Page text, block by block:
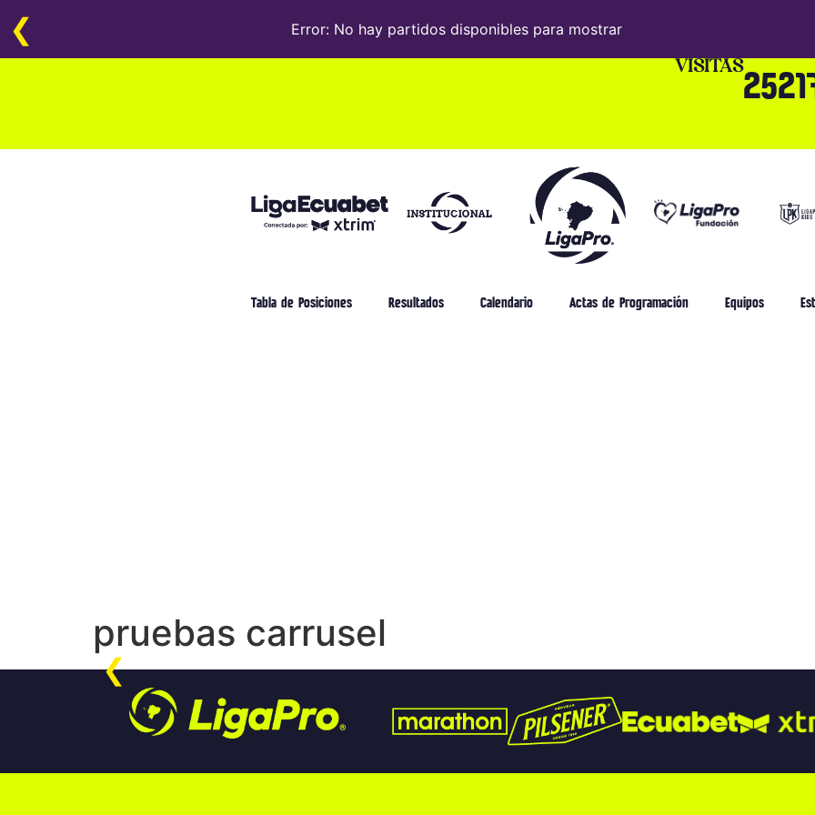
Error: No hay partidos disponibles para mostrar
❮
VISITAS
Tabla de Posiciones Resultados Calendario Actas de Programación Equipos
pruebas carrusel
❮